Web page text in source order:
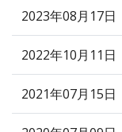
2023年08月17日
2022年10月11日
2021年07月15日